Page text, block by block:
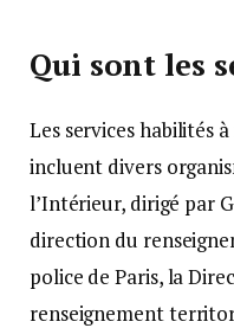
Qui sont les
Les services habilités
incluent divers
l’Intérieur, dirigé par
direction du
police de Paris, la
renseignement